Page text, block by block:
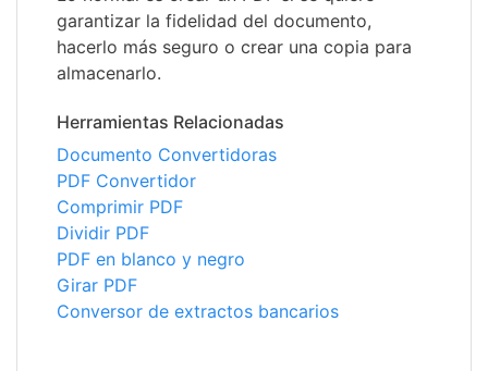
garantizar la fidelidad del documento,
hacerlo más seguro o crear una copia para
almacenarlo.
Herramientas Relacionadas
Documento Convertidoras
PDF Convertidor
Comprimir PDF
Dividir PDF
PDF en blanco y negro
Girar PDF
Conversor de extractos bancarios